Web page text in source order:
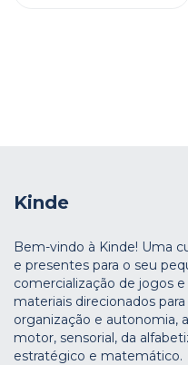
Kinde
Bem-vindo à Kinde! Uma
e presentes para o seu
comercialização de jogos
materiais direcionados
organização e autonomia,
motor, sensorial, da
estratégico e matemático.